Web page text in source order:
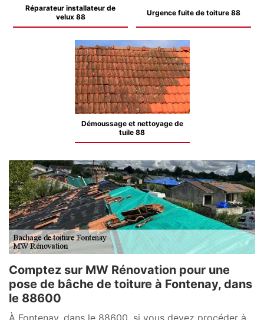
Réparateur installateur de
velux 88
Urgence fuite de toiture 88
Démoussage et nettoyage de
tuile 88
Comptez sur MW Rénovation pour une
pose de bâche de toiture à Fontenay, dans
le 88600
À Fontenay, dans le 88600, si vous devez procéder à